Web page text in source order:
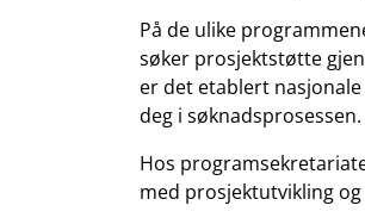
På de ulike
søker prosjektstøtte
er det etablert
deg i søknadsprosessen.
Hos
med prosjektutvikling og